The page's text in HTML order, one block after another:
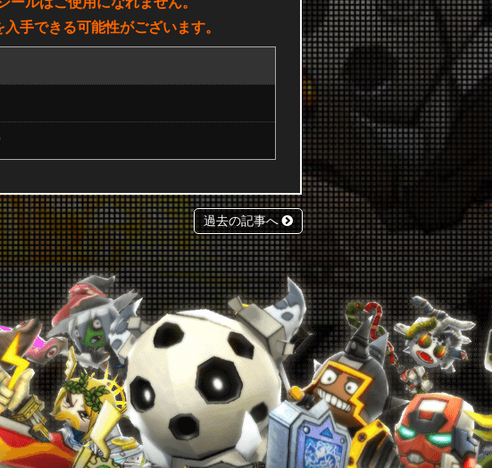
手できる可能性がございます。
過去の記事へ